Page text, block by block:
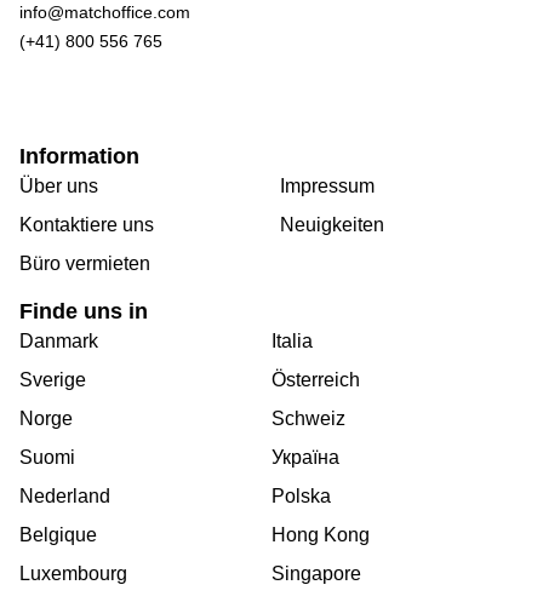
info@matchoffice.com
(+41) 800 556 765
Information
Über uns
Kontaktiere uns
Büro vermieten
Impressum
Neuigkeiten
Finde uns in
Danmark
Sverige
Norge
Suomi
Nederland
Belgique
Luxembourg
Italia
Österreich
Schweiz
Україна
Polska
Hong Kong
Singapore